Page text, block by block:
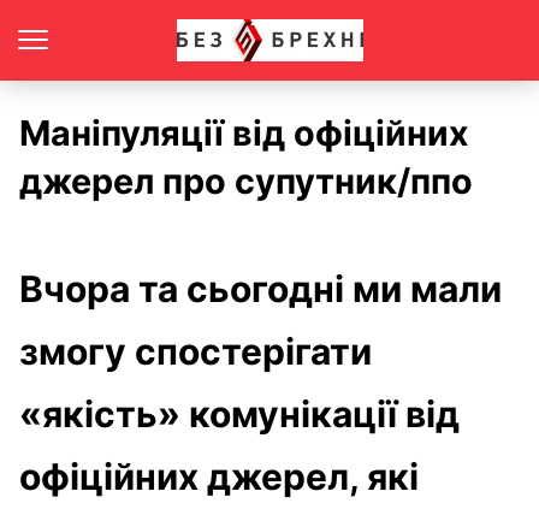
Маніпуляції від офіційних
джерел про супутник/ппо
Вчора та сьогодні ми мали
змогу спостерігати
«якість» комунікації від
офіційних джерел, які